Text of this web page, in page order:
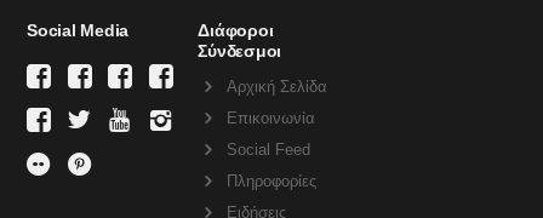
Social Media
Διάφοροι
Σύνδεσμοι
Αρχική Σελίδα
Επικοινωνία
Social Feed
Πληροφορίες
Ειδήσεις